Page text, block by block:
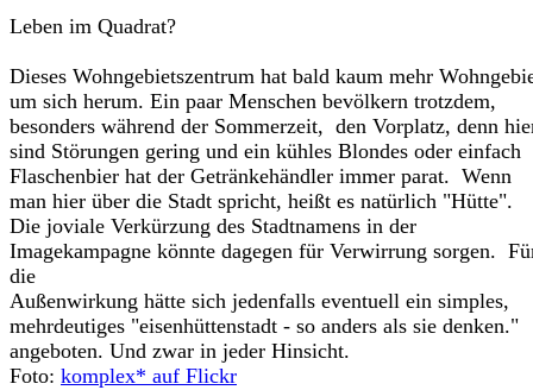
Leben im Quadrat?
Dieses Wohngebietszentrum hat bald kaum mehr
um sich herum. Ein paar Menschen bevölkern trotzdem,
besonders während der Sommerzeit, den Vorplatz, denn
sind Störungen gering und ein kühles Blondes oder einfach
Flaschenbier hat der Getränkehändler immer parat. Wenn
man hier über die Stadt spricht, heißt es natürlich "Hütte".
Die joviale Verkürzung des Stadtnamens in der
Imagekampagne könnte dagegen für Verwirrung sorgen.
die
Außenwirkung hätte sich jedenfalls eventuell ein simples,
mehrdeutiges "eisenhüttenstadt - so anders als sie denken."
angeboten. Und zwar in jeder Hinsicht.
Foto: komplex* auf Flickr